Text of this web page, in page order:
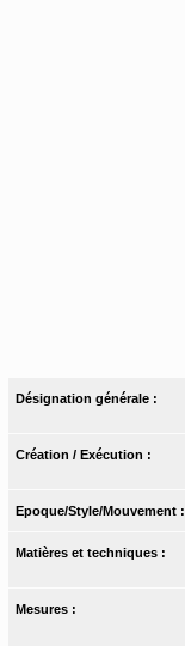
Désignation générale :
Création / Exécution :
Epoque/Style/Mouvement :
Matières et techniques :
Mesures :